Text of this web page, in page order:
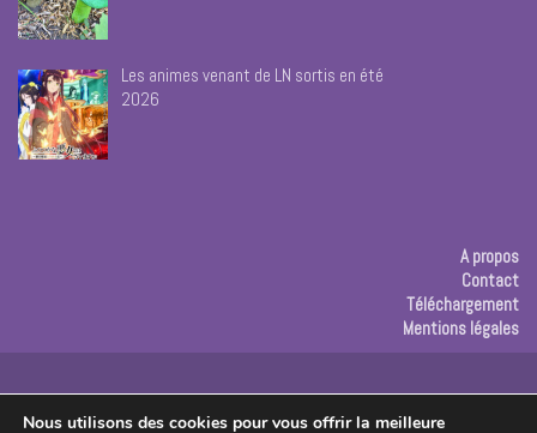
Les animes venant de LN sortis en été
2026
A propos
Contact
Téléchargement
Mentions légales
Nous utilisons des cookies pour vous offrir la meilleure